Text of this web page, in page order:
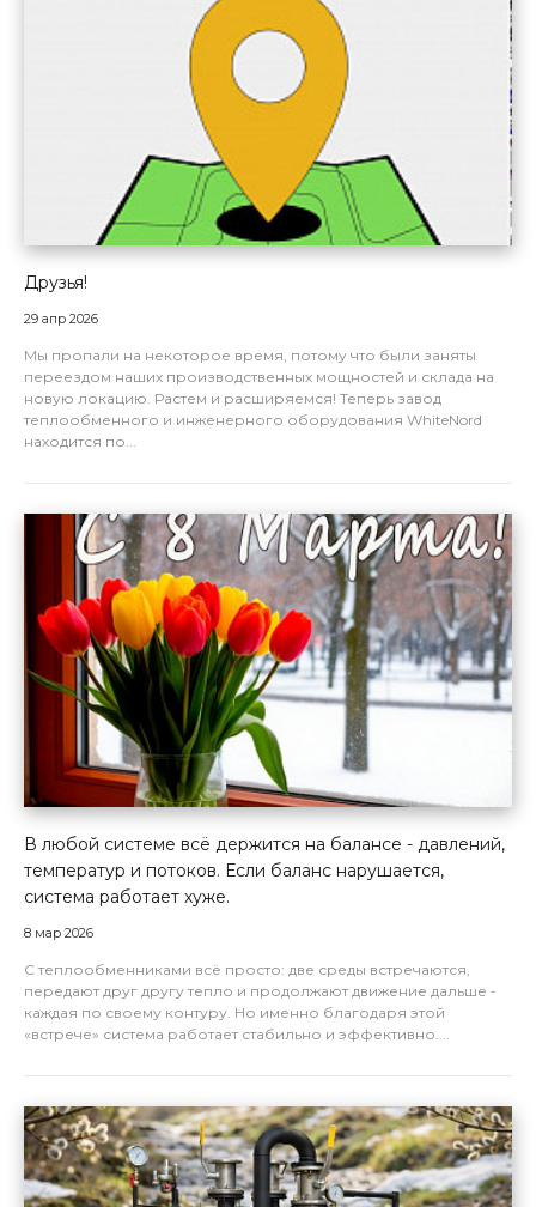
Друзья!
29 апр 2026
Мы пропали на некоторое время, потому что были заняты
переездом наших производственных мощностей и склада на
новую локацию. Растем и расширяемся! Теперь завод
теплообменного и инженерного оборудования WhiteNord
находится по...
В любой системе всё держится на балансе - давлений,
температур и потоков. Если баланс нарушается,
система работает хуже.
8 мар 2026
С теплообменниками всё просто: две среды встречаются,
передают друг другу тепло и продолжают движение дальше -
каждая по своему контуру. Но именно благодаря этой
«встрече» система работает стабильно и эффективно....